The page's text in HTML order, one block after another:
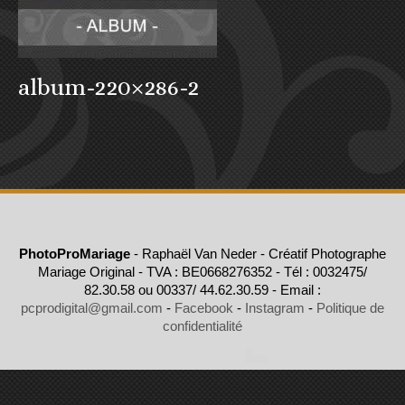
album-220×286-2
PhotoProMariage - Raphaël Van Neder - Créatif Photographe
Mariage Original - TVA : BE0668276352 - Tél : 0032475/
82.30.58 ou 00337/ 44.62.30.59 - Email :
pcprodigital@gmail.com - Facebook - Instagram - Politique de
confidentialité